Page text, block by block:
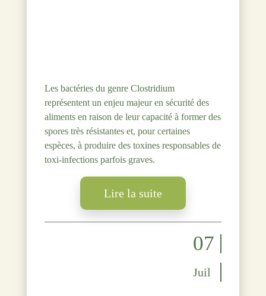
Les bactéries du genre Clostridium
représentent un enjeu majeur en sécurité des
aliments en raison de leur capacité à former des
spores très résistantes et, pour certaines
espèces, à produire des toxines responsables de
toxi-infections parfois graves.
Lire la suite
07
Juil